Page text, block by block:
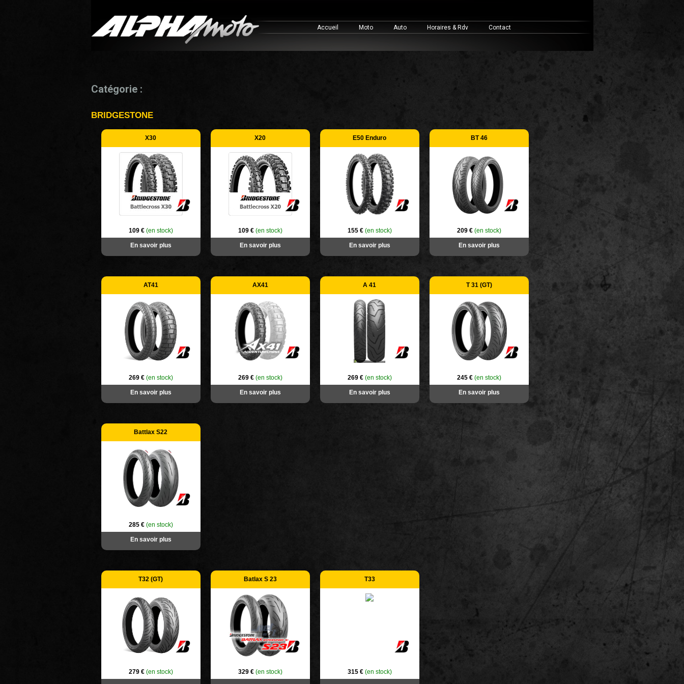
Accueil Moto Auto Horaires & Rdv Contact
Catégorie :
BRIDGESTONE
X30
109 € (en stock)
En savoir plus
X20
109 € (en stock)
En savoir plus
E50 Enduro
155 € (en stock)
En savoir plus
BT 46
209 € (en stock)
En savoir plus
AT41
269 € (en stock)
En savoir plus
AX41
269 € (en stock)
En savoir plus
A 41
269 € (en stock)
En savoir plus
T 31 (GT)
245 € (en stock)
En savoir plus
Battlax S22
285 € (en stock)
En savoir plus
T32 (GT)
279 € (en stock)
Batlax S 23
329 € (en stock)
T33
315 € (en stock)